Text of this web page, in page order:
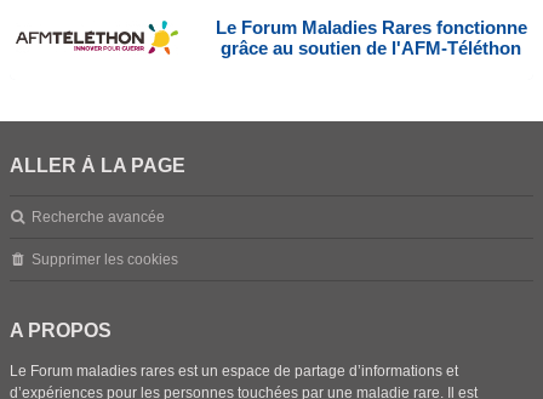
Le Forum Maladies Rares fonctionne
grâce au soutien de l'AFM-Téléthon
ALLER À LA PAGE
Recherche avancée
Supprimer les cookies
A PROPOS
Le Forum maladies rares est un espace de partage d’informations et
d’expériences pour les personnes touchées par une maladie rare. Il est